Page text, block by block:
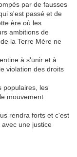
par de fausses
s'est passé et de
ère où les
ambitions de
la Terre Mère ne
à s'unir et à
violation des droits
populaires, les
mouvement
rendra forts et c'est
une justice